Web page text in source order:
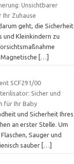
Unsichtbarer
Ihr Zuhause
geht, die Sicherheit
und Kleinkindern zu
[…]
SCF291/00
Sicher und
für Ihr Baby
und Sicherheit Ihres
an erster Stelle. Um
Sauger und
sauber […]